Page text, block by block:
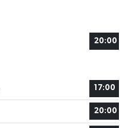
20:00
17:00
20:00